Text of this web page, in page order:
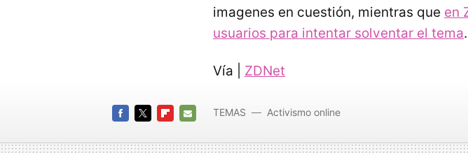
imagenes en cuestión, mientras que en
usuarios para intentar solventar el tema.
Vía | ZDNet
MAIL
TEMAS Activismo online